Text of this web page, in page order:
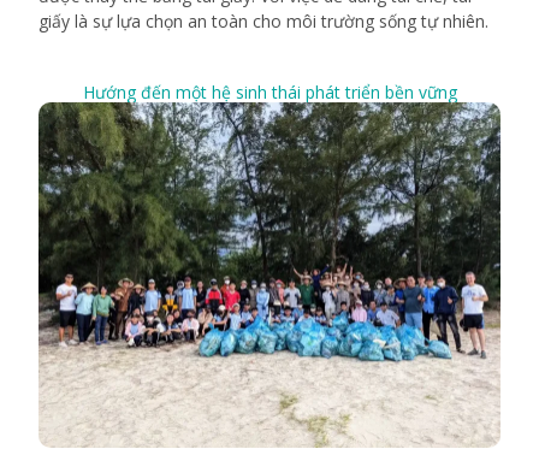
giấy là sự lựa chọn an toàn cho môi trường sống tự nhiên.
Hướng đến một hệ sinh thái phát triển bền vững